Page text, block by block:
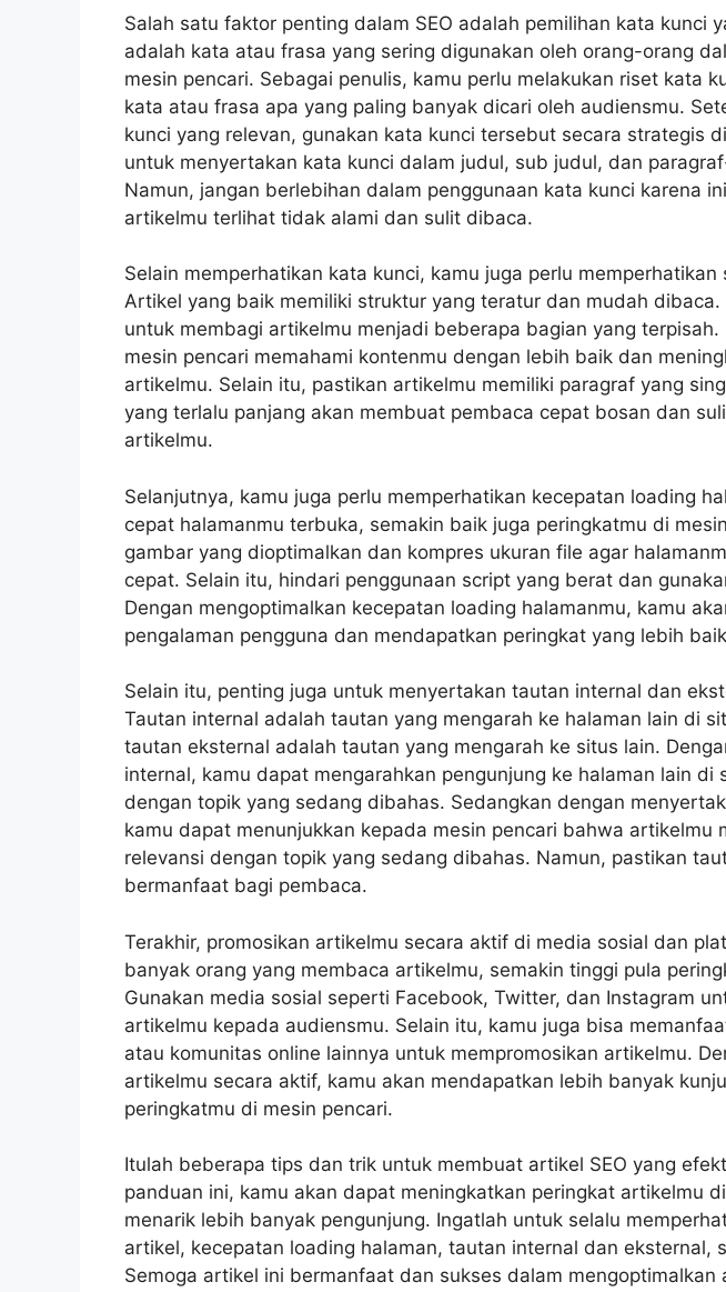
Salah satu faktor penting dalam SEO adalah pemilihan kata kunci
adalah kata atau frasa yang sering digunakan oleh orang-orang
mesin pencari. Sebagai penulis, kamu perlu melakukan riset kata
kata atau frasa apa yang paling banyak dicari oleh audiensmu.
kunci yang relevan, gunakan kata kunci tersebut secara strategis
untuk menyertakan kata kunci dalam judul, sub judul, dan
Namun, jangan berlebihan dalam penggunaan kata kunci karena
artikelmu terlihat tidak alami dan sulit dibaca.
Selain memperhatikan kata kunci, kamu juga perlu
Artikel yang baik memiliki struktur yang teratur dan mudah dibaca.
untuk membagi artikelmu menjadi beberapa bagian yang
mesin pencari memahami kontenmu dengan lebih baik dan
artikelmu. Selain itu, pastikan artikelmu memiliki paragraf yang
yang terlalu panjang akan membuat pembaca cepat bosan dan
artikelmu.
Selanjutnya, kamu juga perlu memperhatikan kecepatan loading
cepat halamanmu terbuka, semakin baik juga peringkatmu di
gambar yang dioptimalkan dan kompres ukuran file agar
cepat. Selain itu, hindari penggunaan script yang berat dan
Dengan mengoptimalkan kecepatan loading halamanmu, kamu
pengalaman pengguna dan mendapatkan peringkat yang lebih
Selain itu, penting juga untuk menyertakan tautan internal dan
Tautan internal adalah tautan yang mengarah ke halaman lain di
tautan eksternal adalah tautan yang mengarah ke situs lain.
internal, kamu dapat mengarahkan pengunjung ke halaman lain di
dengan topik yang sedang dibahas. Sedangkan dengan
kamu dapat menunjukkan kepada mesin pencari bahwa artikelmu
relevansi dengan topik yang sedang dibahas. Namun, pastikan
bermanfaat bagi pembaca.
Terakhir, promosikan artikelmu secara aktif di media sosial dan
banyak orang yang membaca artikelmu, semakin tinggi pula
Gunakan media sosial seperti Facebook, Twitter, dan Instagram
artikelmu kepada audiensmu. Selain itu, kamu juga bisa
atau komunitas online lainnya untuk mempromosikan artikelmu.
artikelmu secara aktif, kamu akan mendapatkan lebih banyak
peringkatmu di mesin pencari.
Itulah beberapa tips dan trik untuk membuat artikel SEO yang
panduan ini, kamu akan dapat meningkatkan peringkat artikelmu
menarik lebih banyak pengunjung. Ingatlah untuk selalu
artikel, kecepatan loading halaman, tautan internal dan eksternal,
Semoga artikel ini bermanfaat dan sukses dalam mengoptimalkan